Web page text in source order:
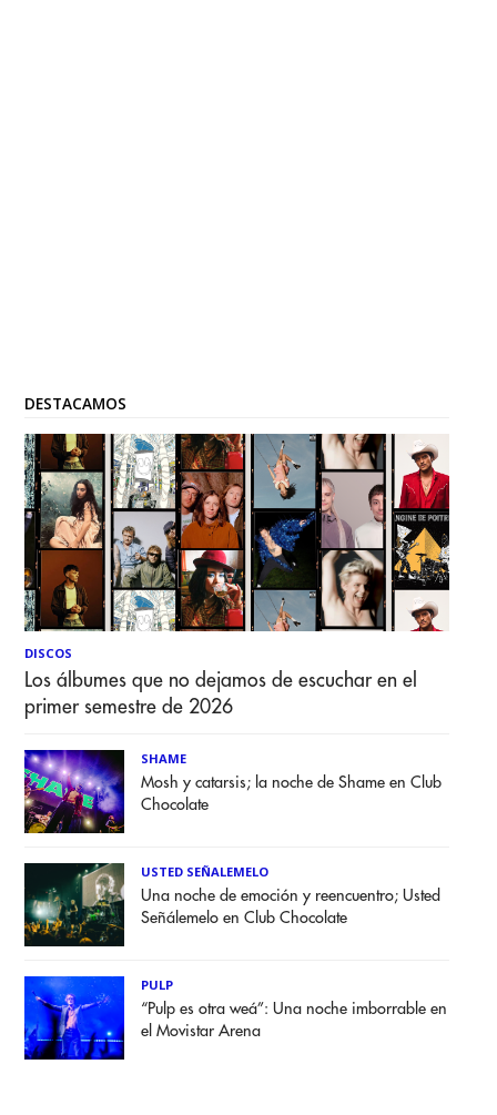
DESTACAMOS
DISCOS
Los álbumes que no dejamos de escuchar en el
primer semestre de 2026
SHAME
Mosh y catarsis; la noche de Shame en Club
Chocolate
USTED SEÑALEMELO
Una noche de emoción y reencuentro; Usted
Señálemelo en Club Chocolate
PULP
“Pulp es otra weá”: Una noche imborrable en
el Movistar Arena